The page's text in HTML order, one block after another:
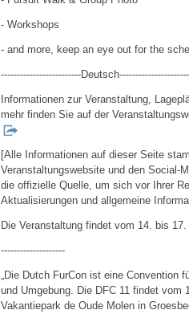
- Workshops
- and more, keep an eye out for the
-------------------------
Informationen zur Veranstaltung,
mehr finden Sie auf der
[Alle Informationen auf dieser Seite
Veranstaltungswebsite und den Social-
die offizielle Quelle, um sich vor Ihrer
Aktualisierungen und allgemeine
Die Veranstaltung findet vom 14. bis
--------------------
„Die Dutch FurCon ist eine Convention
und Umgebung. Die DFC 11 findet vom
Vakantiepark de Oude Molen in